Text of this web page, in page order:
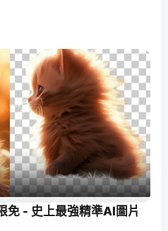
- 史上最強精準AI圖片